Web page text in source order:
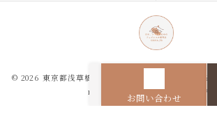
お問い合わせ
© 2026 東京都浅草橋のエステなら目の、シワとたるみ
regalo ALL RIGHTS